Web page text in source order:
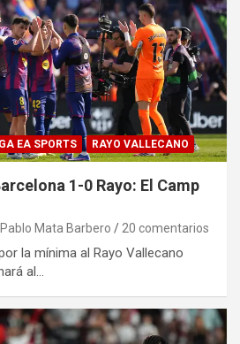
EA SPORTS RAYO VALLECANO
1-0 Rayo: El Camp
Pablo Mata Barbero 20 comentarios
la mínima al Rayo Vallecano
al…